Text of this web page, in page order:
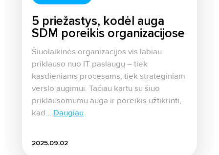
5 priežastys, kodėl auga
SDM poreikis organizacijose
Šiuolaikinės organizacijos vis labiau
priklauso nuo IT paslaugų – tiek
kasdieniams procesams, tiek strateginiam
verslo augimui. Tačiau kartu su šiuo
priklausomumu auga ir poreikis užtikrinti,
kad... Daugiau
2025.09.02